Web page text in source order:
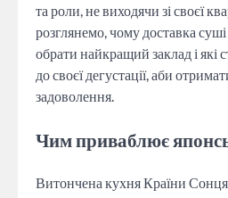
та роли, не виходячи зі своєї
розглянемо, чому доставка
обрати найкращий заклад і які
до своєї дегустації, аби
задоволення.
Чим приваблює
Витончена кухня Країни